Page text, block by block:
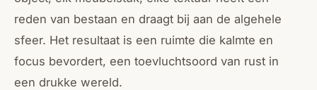
reden van bestaan en draagt bij aan de algehele
sfeer. Het resultaat is een ruimte die kalmte en
focus bevordert, een toevluchtsoord van rust in
een drukke wereld.